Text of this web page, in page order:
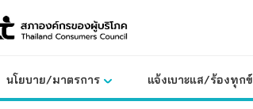
นโยบาย/มาตรการ แจ้งเบาะแส/ร้องทุกข์